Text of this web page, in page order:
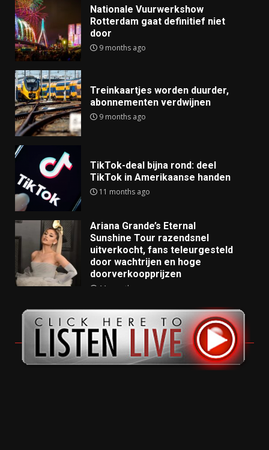
Nationale Vuurwerkshow
Rotterdam gaat definitief niet
door
9 months ago
Treinkaartjes worden duurder,
abonnementen verdwijnen
9 months ago
TikTok-deal bijna rond: deel
TikTok in Amerikaanse handen
11 months ago
Ariana Grande’s Eternal
Sunshine Tour razendsnel
uitverkocht, fans teleurgesteld
door wachtrijen en hoge
doorverkoopprijzen
11 months ago